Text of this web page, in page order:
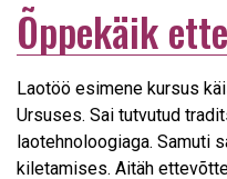
Õppekäik
Laotöö esimene kursus
Ursuses. Sai tutvutud
laotehnoloogiaga. Samuti
kiletamises. Aitäh